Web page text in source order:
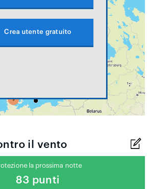
Crea utente gratuito
il vento
la prossima notte
83 punti